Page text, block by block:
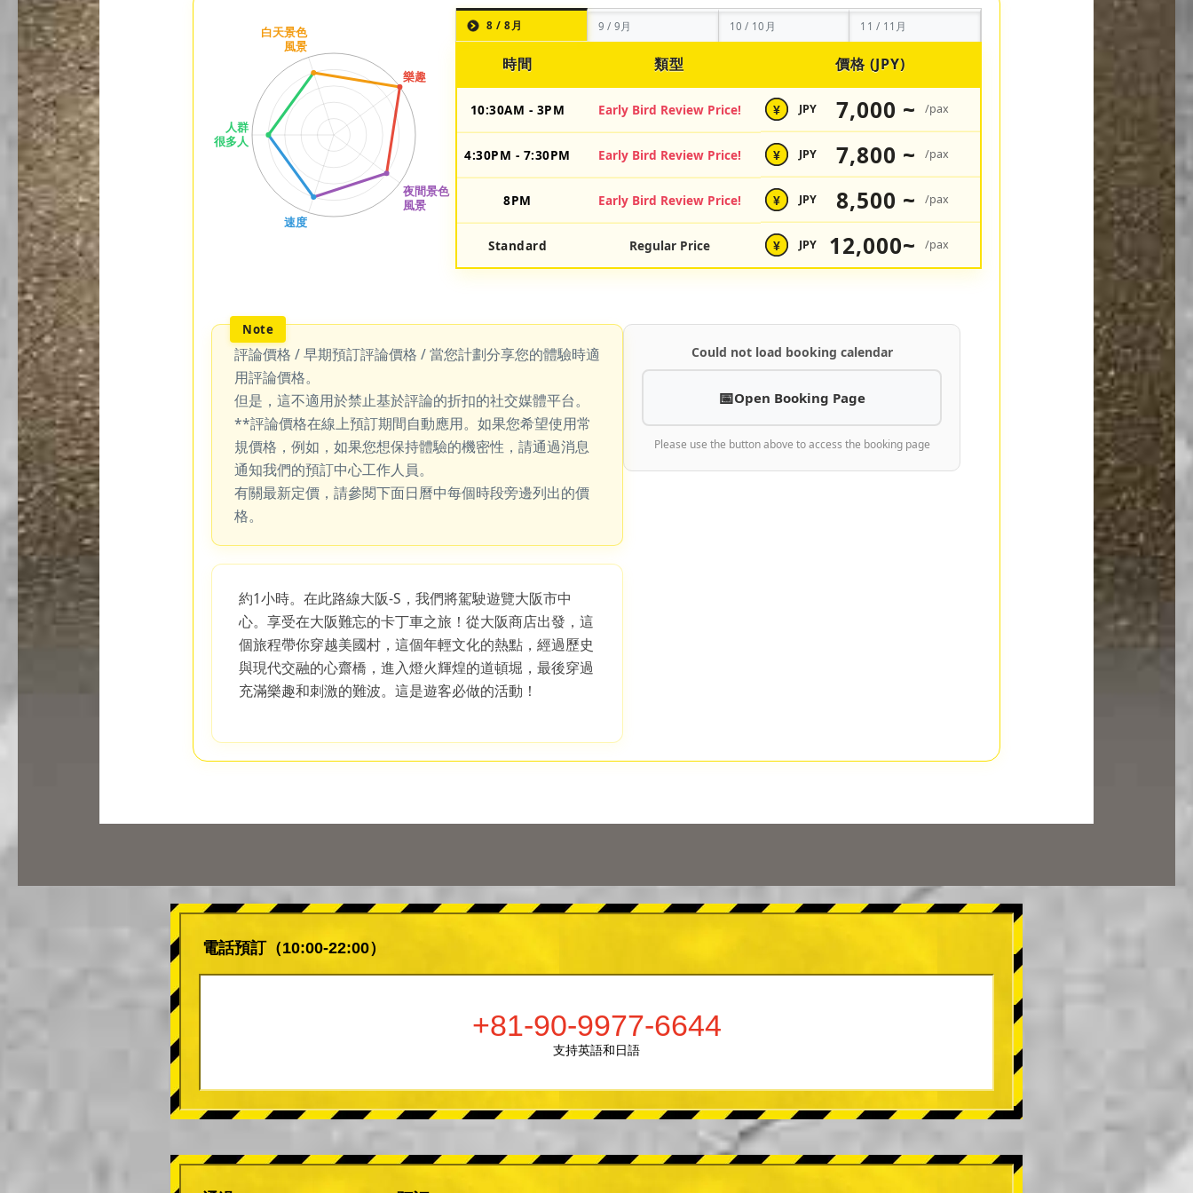
8 / 8月 9 / 9月 10 / 10月 11 / 11月
時間 類型 價格 (JPY)
10:30AM - 3PM Early Bird Review Price! ¥ JPY 7,000 ~ /pax
4:30PM - 7:30PM Early Bird Review Price! ¥ JPY 7,800 ~ /pax
8PM Early Bird Review Price! ¥ JPY 8,500 ~ /pax
Standard Regular Price ¥ JPY 12,000~ /pax
評論價格 / 早期預訂評論價格 / 當您計劃分享您的體驗時適
用評論價格。
但是，這不適用於禁止基於評論的折扣的社交媒體平台。
**評論價格在線上預訂期間自動應用。如果您希望使用常
規價格，例如，如果您想保持體驗的機密性，請通過消息
通知我們的預訂中心工作人員。
有關最新定價，請參閱下面日曆中每個時段旁邊列出的價
格。
約1小時。在此路線大阪-S，我們將駕駛遊覽大阪市中
心。享受在大阪難忘的卡丁車之旅！從大阪商店出發，這
個旅程帶你穿越美國村，這個年輕文化的熱點，經過歷史
與現代交融的心齋橋，進入燈火輝煌的道頓堀，最後穿過
充滿樂趣和刺激的難波。這是遊客必做的活動！
Could not load booking calendar
Open Booking Page
Please use the button above to access the booking page
電話預訂（10:00-22:00）
+81-90-9977-6644
支持英語和日語